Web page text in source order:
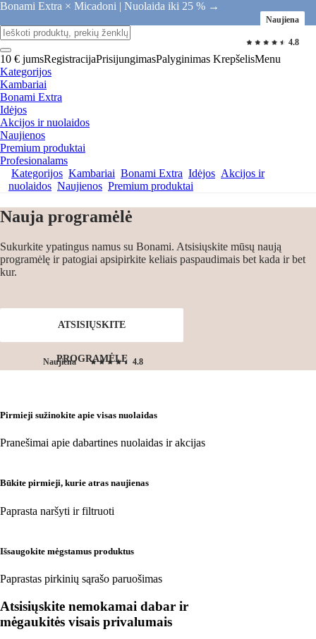
Bonami Extra × Micadoni | Nuolaida iki 25 % →
10 € jumsRegistracijaPrisijungimasPalyginimas KrepšelisMenu
Kategorijos
Kambariai
Bonami Extra
Idėjos
Akcijos ir nuolaidos
Naujienos
Premium produktai
Profesionalams
Kategorijos Kambariai Bonami Extra Idėjos Akcijos ir
nuolaidos Naujienos Premium produktai
Nauja programėlė
Naujiena
4.8
Sukurkite ypatingus namus su Bonami. Atsisiųskite mūsų naują
programėlę ir patogiai apsipirkite keliais paspaudimais bet kada ir bet
kur.
ATSISIŲSKITE
PROGRAMĖLĘ
Naujiena 4.8
Pirmieji sužinokite apie visas nuolaidas
Pranešimai apie dabartines nuolaidas ir akcijas
Būkite pirmieji, kurie atras naujienas
Paprasta naršyti ir filtruoti
Išsaugokite mėgstamus produktus
Paprastas pirkinių sąrašo paruošimas
Atsisiųskite nemokamai dabar ir
mėgaukitės visais privalumais